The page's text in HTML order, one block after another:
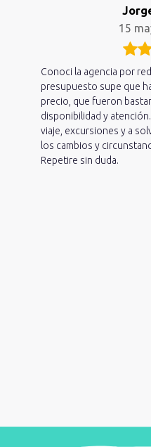
15
Conoci la agencia por
presupuesto supe que
precio, que fueron
disponibilidad y
viaje, excursiones y a
los cambios y
Repetire sin duda.